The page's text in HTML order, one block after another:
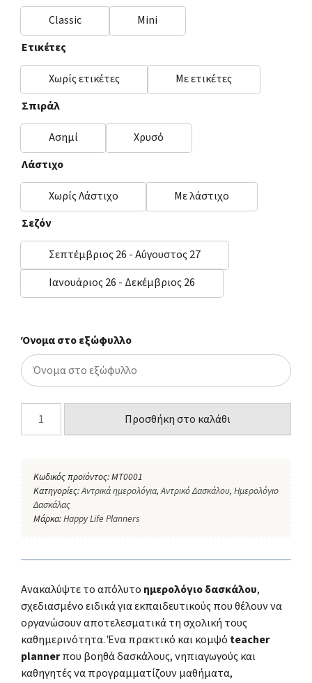
Classic
Mini
Ετικέτες
Χωρίς ετικέτες
Με ετικέτες
Σπιράλ
Ασημί
Χρυσό
Λάστιχο
Χωρίς Λάστιχο
Με λάστιχο
Σεζόν
Σεπτέμβριος 26 - Αύγουστος 27
Ιανουάριος 26 - Δεκέμβριος 26
Όνομα στο εξώφυλλο
Προσθήκη στο καλάθι
Κωδικός προϊόντος:ΜΤ0001
Κατηγορίες:Αντρικά ημερολόγια,Αντρικό Δασκάλου, Ημερολόγιο
Δασκάλας
Μάρκα:Happy Life Planners
Ανακαλύψτε το απόλυτο ημερολόγιο δασκάλου,
σχεδιασμένο ειδικά για εκπαιδευτικούς που θέλουν να
οργανώσουν αποτελεσματικά τη σχολική τους
καθημερινότητα. Ένα πρακτικό και κομψό teacher
plannerπου βοηθά δασκάλους, νηπιαγωγούς και
καθηγητές να προγραμματίζουν μαθήματα,